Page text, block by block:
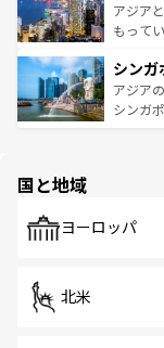
ひ現地
が旅行
参照し
帯で自
いビー
激する
が待っ
た文化
アジア
もって
み、ど
ており
うな絶
シンガ
アジア
シンガ
で、ホ
国と地域
ヨーロッパ
北米